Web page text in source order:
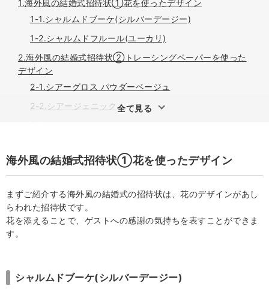
1.海外風の結婚式招待状①花を使ったデザイン
1-1.シャルムドブーケ(シルバーデージー)
1-2.シャルムドフルール(ユーカリ)
2.海外風の結婚式招待状②トレーシングペーパーを使った
デザイン
2-1.シアーグロス パウダーベージュ
2-2.シアージェニック
3-1.ニュアンセスレイヤードピック コットンホワイト
3-3.チケット型招待状 グランボヤージュ
4.海外風の結婚式招待状④リゾートウエディングをイメー
5.海外風の結婚式招待状⑤ナチュラルウエディングをイメ
全て見る
海外風の結婚式招待状①花を使ったデザイン
まずご紹介する海外風の結婚式の招待状は、花のデザインがあし
らわれた招待状です。
花を添えることで、ゲストへの感謝の気持ちを表すことができま
す。
シャルムドブーケ(シルバーデージー)